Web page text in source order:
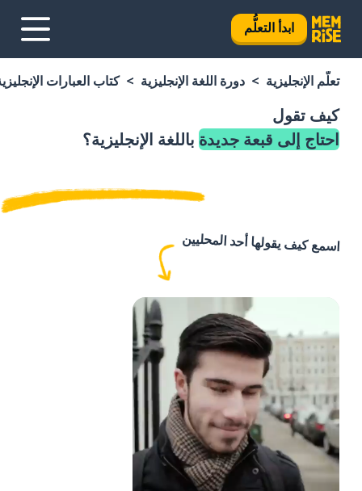
ابدأ التعلُّم
تعلَّم الإنجليزية دورة اللغة الإنجليزية كتاب العبارات
كيف تقول
احتاج إلى قبعة جديدة باللغة الإنجليزية؟
اسمع كيف يقولها أحد المحليين